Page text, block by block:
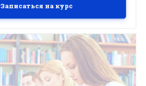
Записаться на курс